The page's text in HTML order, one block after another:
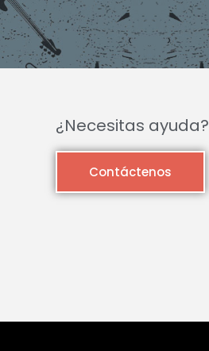
¿Necesitas ayuda?
Contáctenos